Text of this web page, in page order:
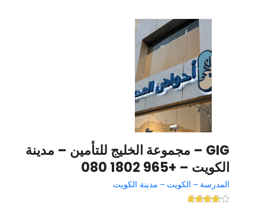
GIG – مجموعة الخليج للتأمين – مدينة
الكويت – +965 1802 080
المدرسة – الكويت – مدينة الكويت